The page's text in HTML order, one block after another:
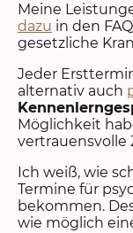
Meine
dazu in den
gesetzliche
Jeder
alternativ auch
Möglichkeit
vertrauensvolle
Ich weiß, wie
Termine für
bekommen.
wie möglich